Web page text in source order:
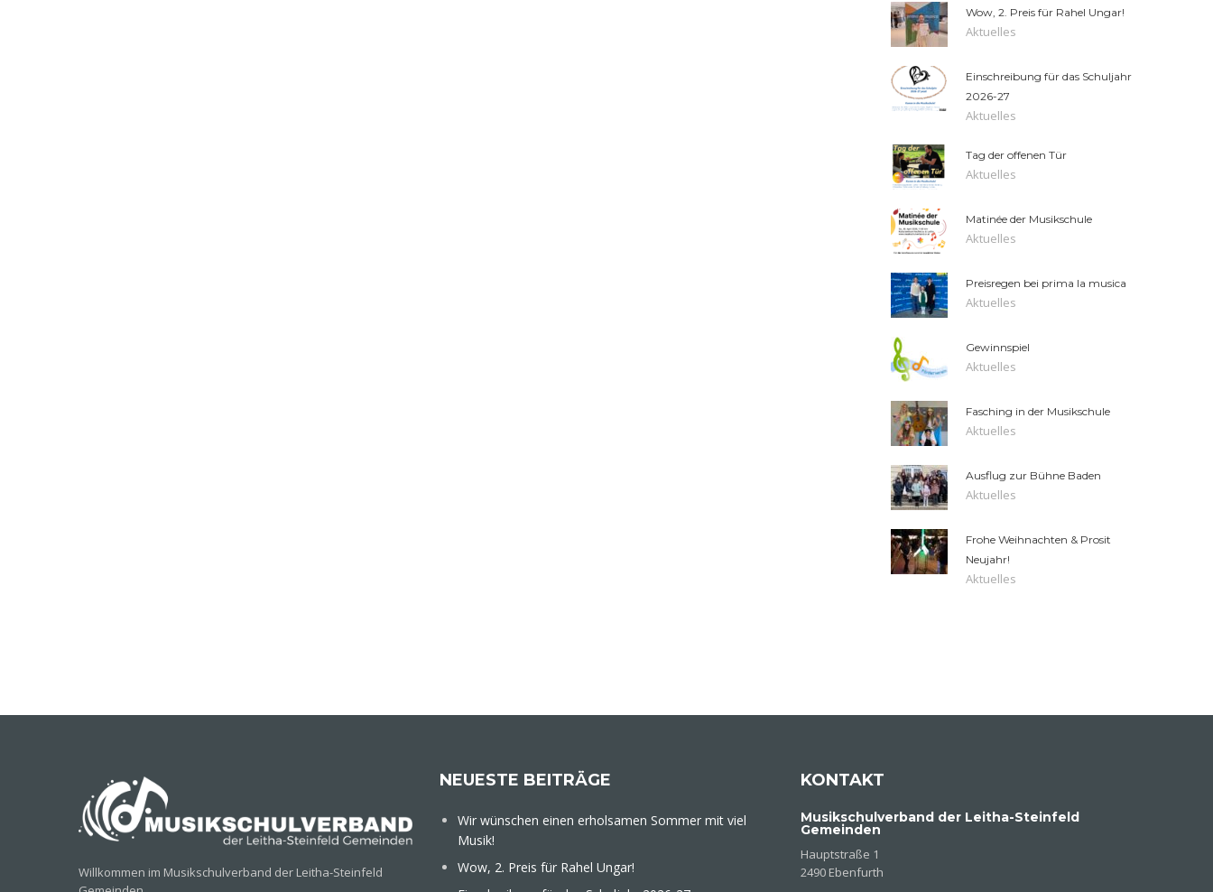
Wow, 2. Preis für Rahel Ungar!
Aktuelles
Einschreibung für das Schuljahr
2026-27
Aktuelles
Tag der offenen Tür
Aktuelles
Matinée der Musikschule
Aktuelles
Preisregen bei prima la musica
Aktuelles
Gewinnspiel
Aktuelles
Fasching in der Musikschule
Aktuelles
Ausflug zur Bühne Baden
Aktuelles
Frohe Weihnachten & Prosit
Neujahr!
Aktuelles
Willkommen im Musikschulverband der Leitha-Steinfeld
NEUESTE BEITRÄGE
Wir wünschen einen erholsamen Sommer mit viel
Musik!
Wow, 2. Preis für Rahel Ungar!
KONTAKT
Musikschulverband der Leitha-Steinfeld
Gemeinden
Hauptstraße 1
2490 Ebenfurth